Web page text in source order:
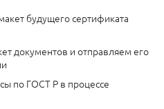
будущего сертификата
документов и отправляем его
по ГОСТ Р в процессе